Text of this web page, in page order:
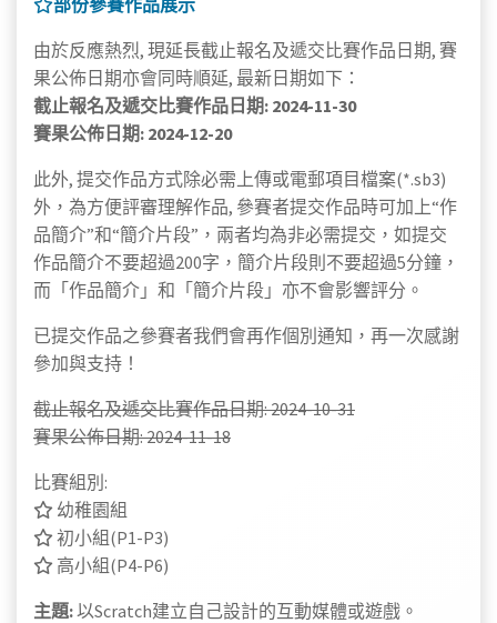
部份參賽作品展示
由於反應熱烈, 現延長截止報名及遞交比賽作品日期, 賽
果公佈日期亦會同時順延, 最新日期如下：
截止報名及遞交比賽作品日期: 2024-11-30
賽果公佈日期: 2024-12-20
此外, 提交作品方式除必需上傳或電郵項目檔案(*.sb3)
外，為方便評審理解作品, 參賽者提交作品時可加上“作
品簡介”和“簡介片段”，兩者均為非必需提交，如提交
作品簡介不要超過200字，簡介片段則不要超過5分鐘，
而「作品簡介」和「簡介片段」亦不會影響評分。
已提交作品之參賽者我們會再作個別通知，再一次感謝
參加與支持！
截止報名及遞交比賽作品日期: 2024-10-31
賽果公佈日期: 2024-11-18
比賽組別:
幼稚園組
初小組(P1-P3)
高小組(P4-P6)
主題:以Scratch建立自己設計的互動媒體或遊戲。